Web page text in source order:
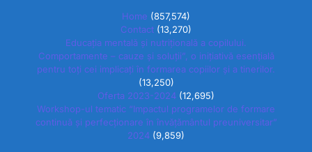
Home (857,574)
Contact (13,270)
Educația mentală și nutrițională a copilului.
Comportamente – cauze și soluții”, o inițiativă esențială
pentru toți cei implicați în formarea copiilor și a tinerilor.
(13,250)
Oferta 2023-2024 (12,695)
Workshop-ul tematic “Impactul programelor de formare
continuă și perfecționare în învățământul preuniversitar”
2024 (9,859)